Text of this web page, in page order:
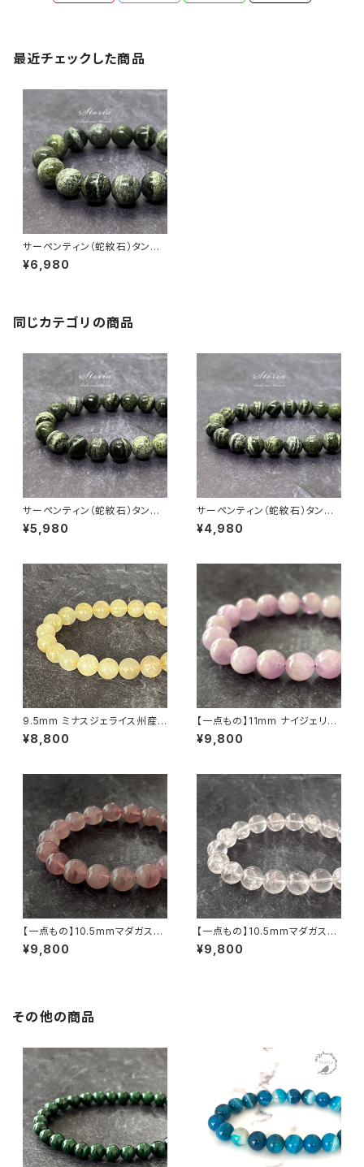
最近チェックした商品
サーペンティン（蛇紋石）タンザ
ニア産 12mm珠 ブレスレット
¥6,980
同じカテゴリの商品
サーペンティン（蛇紋石）タンザ
ニア産 10mm珠 ブレスレット
¥5,980
サーペンティン（蛇紋石）タンザ
ニア産 8mm珠 ブレスレット
¥4,980
9.5mm ミナスジェライス州産
ゴールデン ルチルクォーツ ブレ
スレット【鑑別済み・画像現物・R
¥8,800
【一点もの】11mm ナイジェリア
産 クンツァイト（リシア輝石）ブ
レスレット【鑑別済み】
¥9,800
【一点もの】10.5mmマダガスカ
ル産 ディープ・ローズクォーツ
ブレスレット【鑑別済み】
¥9,800
【一点もの】10.5mmマダガスカ
ル産 虹入り アイリスローズクォ
ーツ ブレスレット 【鑑別済み】
¥9,800
その他の商品